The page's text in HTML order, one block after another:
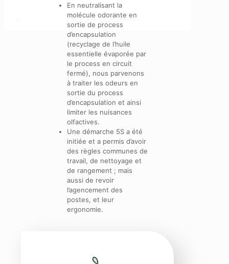
En neutralisant la
molécule odorante en
sortie de process
d’encapsulation
(recyclage de l’huile
essentielle évaporée par
le process en circuit
fermé), nous parvenons
à traiter les odeurs en
sortie du process
d’encapsulation et ainsi
limiter les nuisances
olfactives.
Une démarche 5S a été
initiée et a permis d’avoir
des règles communes de
travail, de nettoyage et
de rangement ; mais
aussi de revoir
l’agencement des
postes, et leur
ergonomie.